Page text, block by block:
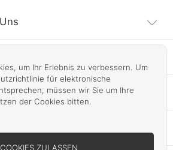
um Ihr Erlebnis zu verbessern. Um
für elektronische
müssen wir Sie um Ihre
der Cookies bitten.
COOKIES ZULASSEN